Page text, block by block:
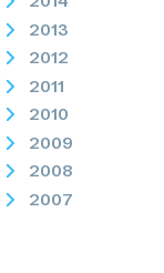
2013
2012
2011
2010
2009
2008
2007